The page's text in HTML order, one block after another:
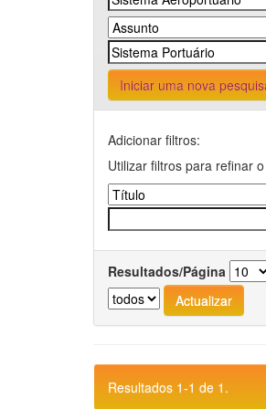
Iniciar uma nova
Adicionar filtros:
Utilizar filtros para refinar
Resultados/Página
Resultados 1-1 de 1.